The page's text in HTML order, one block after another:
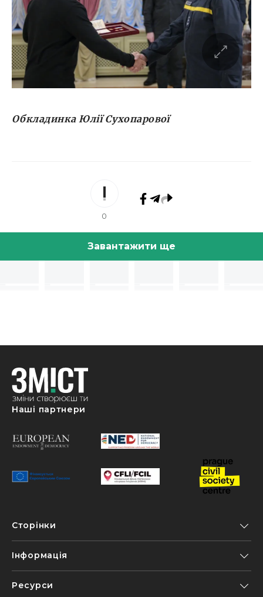
Обкладинка Юлії Сухопарової
0
Завантажити ще
Наші партнери
Сторінки
Інформація
Ресурси